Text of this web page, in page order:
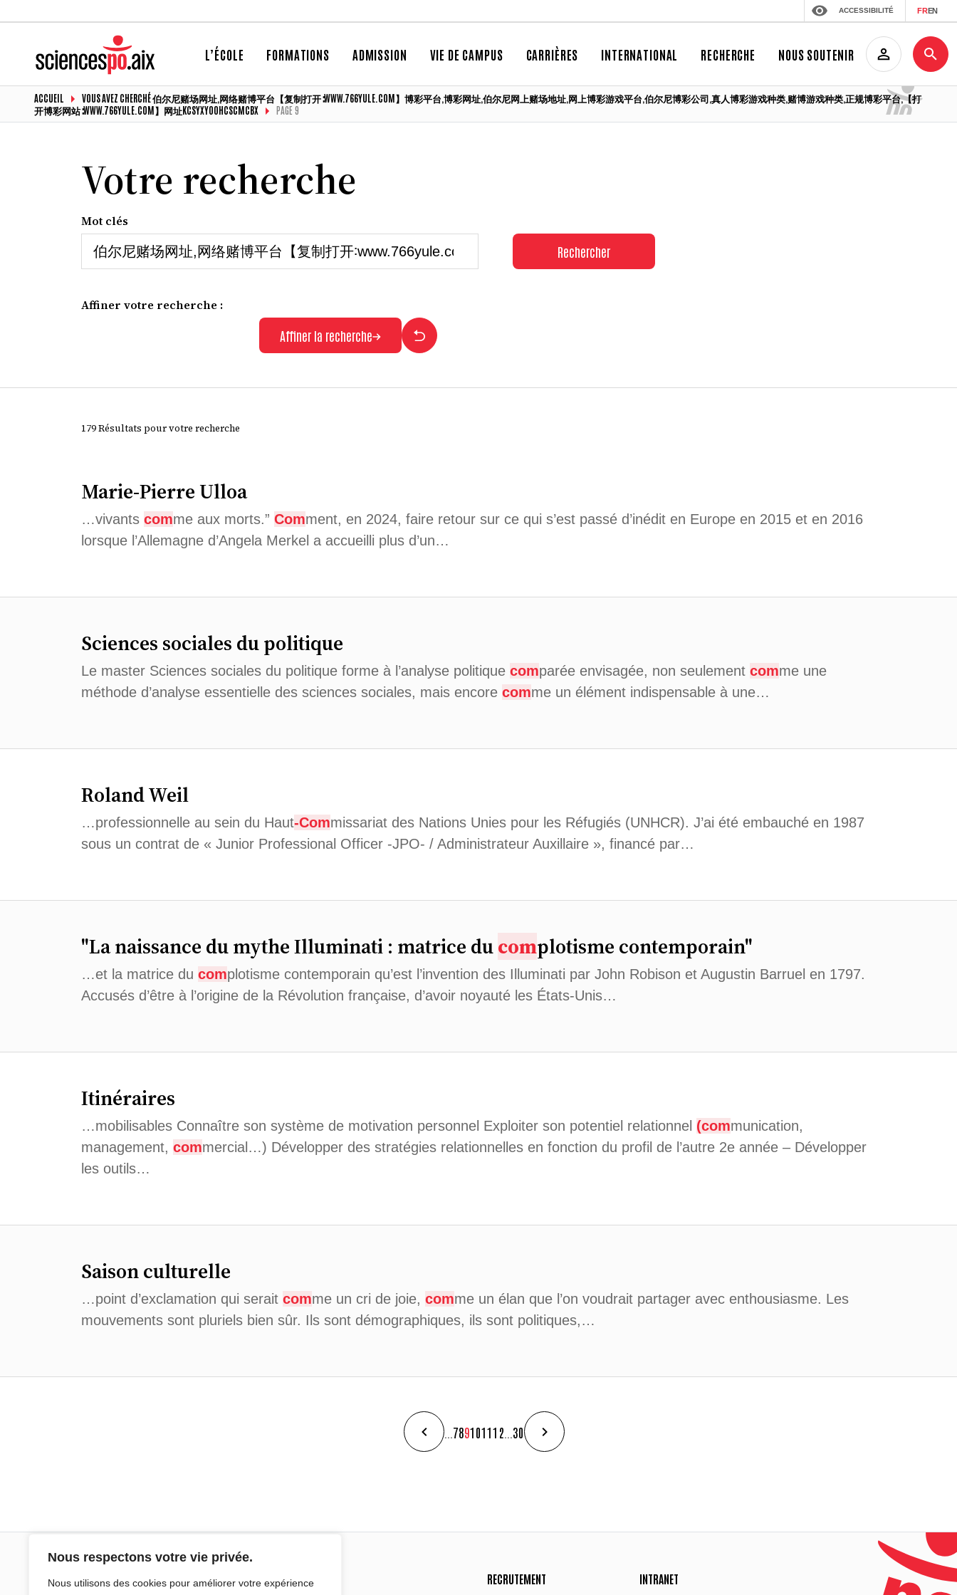
Nous respectons votre vie privée.
Nous utilisons des cookies pour améliorer votre expérience
ACCESSIBILITÉ FREN
L’ÉCOLE FORMATIONS ADMISSION VIE DE CAMPUS CARRIÈRES INTERNATIONAL RECHERCHE NOUS SOUTENIR
ACCUEIL
VOUS AVEZ CHERCHÉ 伯尔尼赌场网址,网络赌博平台【复制打开∶WWW.766YULE.COM】博彩平台,博彩网址,伯尔尼网上赌场地址,网上博彩游戏平台,伯尔尼博彩公司,真人博彩游戏种类,赌博游戏种类,正规博彩平台,【打
开博彩网站∶WWW.766YULE.COM】网址KCSYXY00HCSCMCBX
PAGE 9
Votre recherche
Mot clés
Rechercher
Affiner votre recherche :
Affiner la recherche
179 Résultats pour votre recherche
Marie-Pierre Ulloa
…vivants comme aux morts.” Comment, en 2024, faire retour sur ce qui s’est passé d’inédit en Europe en 2015 et en 2016
lorsque l’Allemagne d’Angela Merkel a accueilli plus d’un…
Sciences sociales du politique
Le master Sciences sociales du politique forme à l’analyse politique comparée envisagée, non seulement comme une
méthode d’analyse essentielle des sciences sociales, mais encore comme un élément indispensable à une…
Roland Weil
…professionnelle au sein du Haut-Commissariat des Nations Unies pour les Réfugiés (UNHCR). J’ai été embauché en 1987
sous un contrat de « Junior Professional Officer -JPO- / Administrateur Auxillaire », financé par…
"La naissance du mythe Illuminati : matrice ducomplotisme contemporain"
…et la matrice du complotisme contemporain qu’est l’invention des Illuminati par John Robison et Augustin Barruel en 1797.
Accusés d’être à l’origine de la Révolution française, d’avoir noyauté les États-Unis…
Itinéraires
…mobilisables Connaître son système de motivation personnel Exploiter son potentiel relationnel (communication,
management, commercial…) Développer des stratégies relationnelles en fonction du profil de l’autre 2e année – Développer
les outils…
Saison culturelle
…point d’exclamation qui serait comme un cri de joie, comme un élan que l’on voudrait partager avec enthousiasme. Les
mouvements sont pluriels bien sûr. Ils sont démographiques, ils sont politiques,…
789101112 30
Sciences Po Aix RECRUTEMENT INTRANET